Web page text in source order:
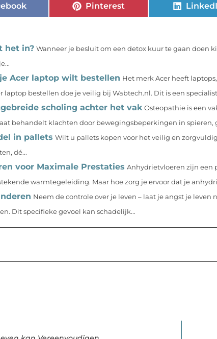
Pinterest
het in? Wanneer je besluit om een detox kuur te gaan doen
Acer laptop wilt bestellen Het merk Acer heeft
laptop bestellen doe je veilig bij Wabtech.nl. Dit is een
scholing achter het vak Osteopathie is een
behandelt klachten door bewegingsbeperkingen in spieren,
in pallets Wilt u pallets kopen voor het veilig en
dé...
voor Maximale Prestaties Anhydrietvloeren zijn een
warmtegeleiding. Maar hoe zorg je ervoor dat je
Neem de controle over je leven – laat je angst je leven
Dit specifieke gevoel kan schadelijk...